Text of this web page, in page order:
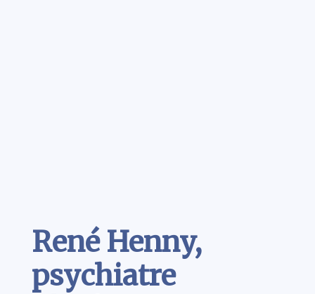
René Henny,
psychiatre